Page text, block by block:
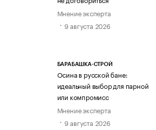
Мнение эксперта
9 августа 2026
БАРАБАШКА-СТРОЙ
Осина в русской бане:
идеальный выбор для парной
или компромисс
Мнение эксперта
9 августа 2026